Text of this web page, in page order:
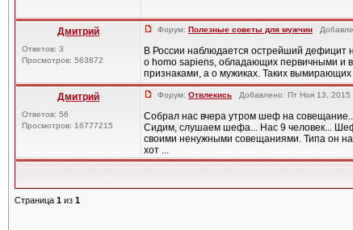
Дмитрий
Ответов: 3
Просмотров: 563872
Форум: Полезные советы для мужчин
В России наблюдается острейший дефицит
о homo sapiens, обладающих первичными и
признаками, а о мужиках. Таких
Дмитрий
Ответов: 56
Просмотров: 16777215
Форум: Отвлекись Добавлено: Пт Ноя 13,
Собрал нас вчера утром шеф на
Сидим, слушаем шефа... Нас 9 человек...
своими ненужными совещаниями. Типа он
хот ...
Страница 1 из 1